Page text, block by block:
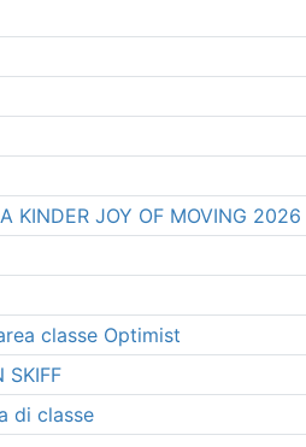
JOY OF MOVING 2026
classe Optimist
SKIFF
di classe